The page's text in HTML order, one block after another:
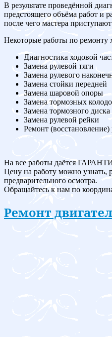
В результате проведённой
предстоящего объёма работ и
после чего мастера
Некоторые работы по ремонту
Диагностика ходовой
Замена рулевой тяги
Замена рулевого
Замена стойки передней
Замена шаровой опоры
Замена тормозных
Замена тормозного диска
Замена рулевой рейки
Ремонт (восстановление)
На все работы даётся
Цену на работу можно узнать,
предварительного осмотра.
Обращайтесь к нам по
Ремонт